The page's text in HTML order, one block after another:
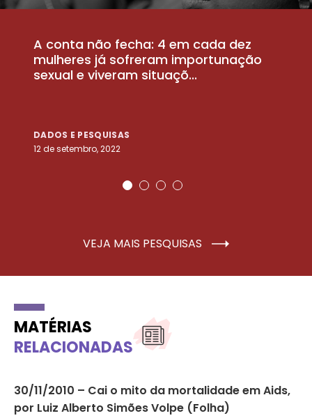
A conta não fecha: 4 em cada dez
mulheres já sofreram importunação
sexual e viveram situaçõ...
DADOS E PESQUISAS
12 de setembro, 2022
VEJA MAIS PESQUISAS
MATÉRIAS
RELACIONADAS
30/11/2010 – Cai o mito da mortalidade em Aids,
por Luiz Alberto Simões Volpe (Folha)